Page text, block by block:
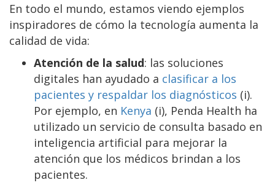
En todo el mundo, estamos viendo ejemplos
inspiradores de cómo la tecnología aumenta la
calidad de vida:
Atención de la salud: las soluciones
digitales han ayudado a clasificar a los
pacientes y respaldar los diagnósticos (i).
Por ejemplo, en Kenya (i), Penda Health ha
utilizado un servicio de consulta basado en
inteligencia artificial para mejorar la
atención que los médicos brindan a los
pacientes.